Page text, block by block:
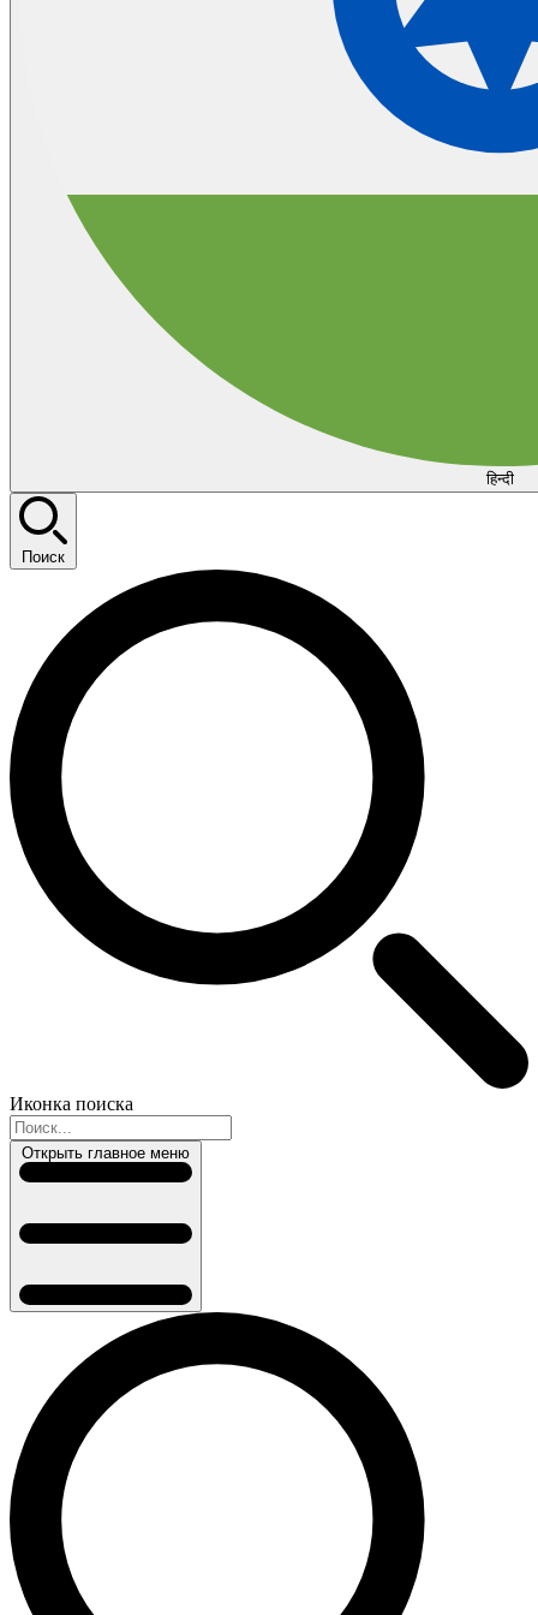
हिन्दी
Поиск
Иконка поиска
Открыть главное меню